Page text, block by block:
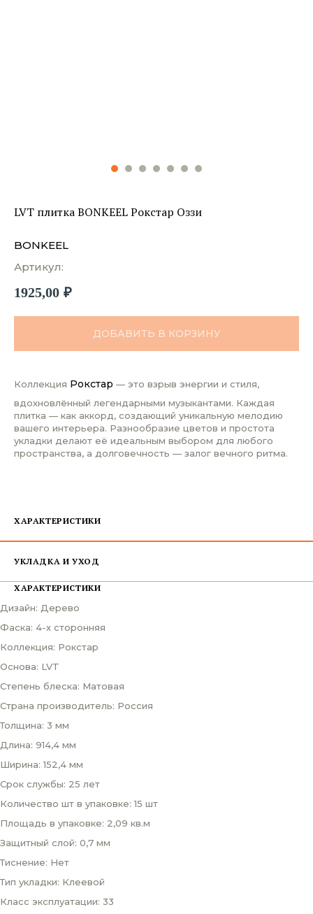
LVT плитка BONKEEL Рокстар Оззи
BONKEEL
Артикул:
1925,00 ₽
ДОБАВИТЬ В КОРЗИНУ
Коллекция Рокстар — это взрыв энергии и стиля,
вдохновлённый легендарными музыкантами. Каждая
плитка — как аккорд, создающий уникальную мелодию
вашего интерьера. Разнообразие цветов и простота
укладки делают её идеальным выбором для любого
пространства, а долговечность — залог вечного ритма.
ХАРАКТЕРИСТИКИ
УКЛАДКА И УХОД
ХАРАКТЕРИСТИКИ
Дизайн: Дерево
Фаска: 4-х сторонняя
Коллекция: Рокстар
Основа: LVT
Степень блеска: Матовая
Страна производитель: Россия
Толщина: 3 мм
Длина: 914,4 мм
Ширина: 152,4 мм
Срок службы: 25 лет
Количество шт в упаковке: 15 шт
Площадь в упаковке: 2,09 кв.м
Защитный слой: 0,7 мм
Тиснение: Нет
Тип укладки: Клеевой
Класс эксплуатации: 33